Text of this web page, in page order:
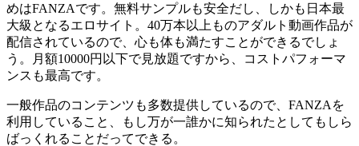
めはFANZAです。無料サンプルも安全だし、しかも日本最
大級となるエロサイト。40万本以上ものアダルト動画作品が
配信されているので、心も体も満たすことができるでしょ
う。月額10000円以下で見放題ですから、コストパフォーマ
ンスも最高です。
一般作品のコンテンツも多数提供しているので、FANZAを
利用していること、もし万が一誰かに知られたとしてもしら
ばっくれることだってできる。